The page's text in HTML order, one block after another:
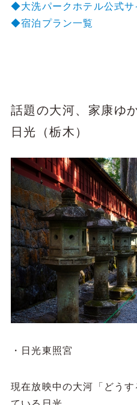
◆大洗パークホテル公式サ
◆宿泊プラン一覧
話題の大河、家康ゆ
日光（栃木）
・日光東照宮
現在放映中の大河「どう